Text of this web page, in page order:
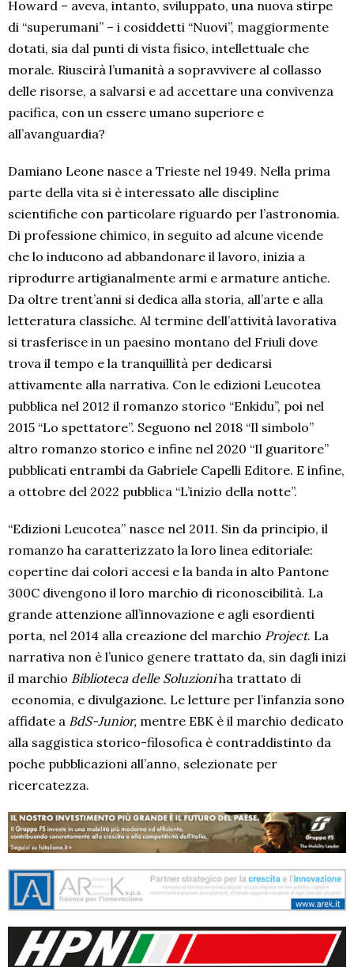
Howard – aveva, intanto, sviluppato, una nuova stirpe
di “superumani” – i cosiddetti “Nuovi”, maggiormente
dotati, sia dal punti di vista fisico, intellettuale che
morale. Riuscirà l’umanità a sopravvivere al collasso
delle risorse, a salvarsi e ad accettare una convivenza
pacifica, con un essere umano superiore e
all’avanguardia?
Damiano Leone nasce a Trieste nel 1949. Nella prima
parte della vita si è interessato alle discipline
scientifiche con particolare riguardo per l’astronomia.
Di professione chimico, in seguito ad alcune vicende
che lo inducono ad abbandonare il lavoro, inizia a
riprodurre artigianalmente armi e armature antiche.
Da oltre trent’anni si dedica alla storia, all’arte e alla
letteratura classiche. Al termine dell’attività lavorativa
si trasferisce in un paesino montano del Friuli dove
trova il tempo e la tranquillità per dedicarsi
attivamente alla narrativa. Con le edizioni Leucotea
pubblica nel 2012 il romanzo storico “Enkidu”, poi nel
2015 “Lo spettatore”. Seguono nel 2018 “Il simbolo”
altro romanzo storico e infine nel 2020 “Il guaritore”
pubblicati entrambi da Gabriele Capelli Editore. E infine,
a ottobre del 2022 pubblica “L’inizio della notte”.
“Edizioni Leucotea” nasce nel 2011. Sin da principio, il
romanzo ha caratterizzato la loro linea editoriale:
copertine dai colori accesi e la banda in alto Pantone
300C divengono il loro marchio di riconoscibilità. La
grande attenzione all’innovazione e agli esordienti
porta, nel 2014 alla creazione del marchio Project. La
narrativa non è l’unico genere trattato da, sin dagli inizi
il marchio Biblioteca delle Soluzioniha trattato di
economia, e divulgazione. Le letture per l’infanzia sono
affidate a BdS-Junior, mentre EBK è il marchio dedicato
alla saggistica storico-filosofica è contraddistinto da
poche pubblicazioni all’anno, selezionate per
ricercatezza.